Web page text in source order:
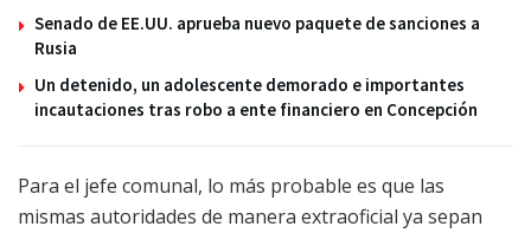
Senado de EE.UU. aprueba nuevo paquete de sanciones a
Rusia
Un detenido, un adolescente demorado e importantes
incautaciones tras robo a ente financiero en Concepción
Para el jefe comunal, lo más probable es que las
mismas autoridades de manera extraoficial ya sepan